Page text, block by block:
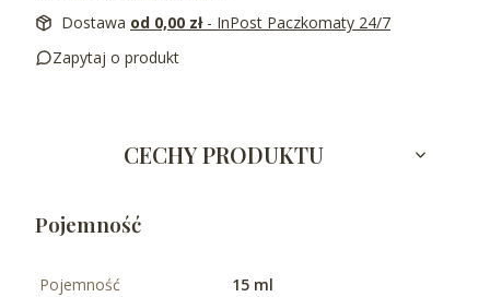
Dostawa od 0,00 zł - InPost Paczkomaty 24/7
Zapytaj o produkt
CECHY PRODUKTU
Pojemność
Pojemność 15 ml